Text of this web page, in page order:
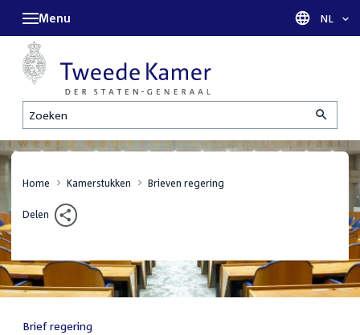
Zoeken
Menu Taal
NL
Home Kamerstukken Brieven regering
Delen
Brief regering